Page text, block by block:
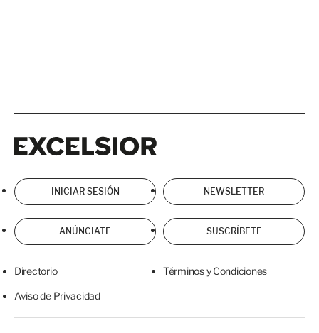
INICIAR SESIÓN NEWSLETTER
ANÚNCIATE SUSCRÍBETE
Directorio Términos y Condiciones
Aviso de Privacidad